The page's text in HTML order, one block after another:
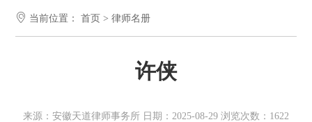
 当前位置：首页 >律师名册
许侠
来源：安徽天道律师事务所 日期：2025-08-29 浏览次数：1622